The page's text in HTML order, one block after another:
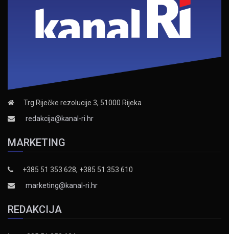
Trg Riječke rezolucije 3, 51000 Rijeka
redakcija@kanal-ri.hr
MARKETING
+385 51 353 628, +385 51 353 610
marketing@kanal-ri.hr
REDAKCIJA